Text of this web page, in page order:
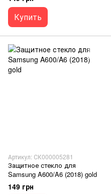
Купить
Артикул: СК000005281
Защитное стекло для
Samsung A600/A6 (2018) gold
149 грн